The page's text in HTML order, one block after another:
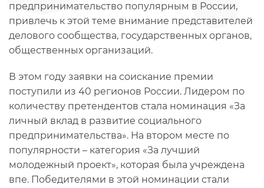
предпринимательство популярным в России,
привлечь к этой теме внимание представителей
делового сообщества, государственных органов,
общественных организаций.
В этом году заявки на соискание премии
поступили из 40 регионов России. Лидером по
количеству претендентов стала номинация «За
личный вклад в развитие социального
предпринимательства». На втором месте по
популярности – категория «За лучший
молодежный проект», которая была учреждена
впе. Победителями в этой номинации стали